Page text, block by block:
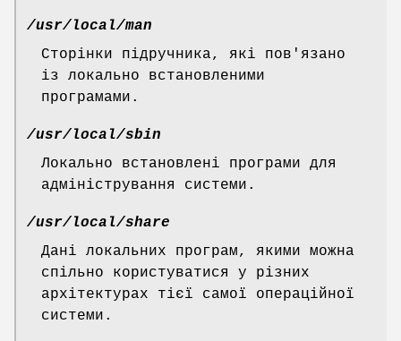
/usr/local/man
Сторінки підручника, які пов'язано
із локально встановленими
програмами.
/usr/local/sbin
Локально встановлені програми для
адміністрування системи.
/usr/local/share
Дані локальних програм, якими можна
спільно користуватися у різних
архітектурах тієї самої операційної
системи.